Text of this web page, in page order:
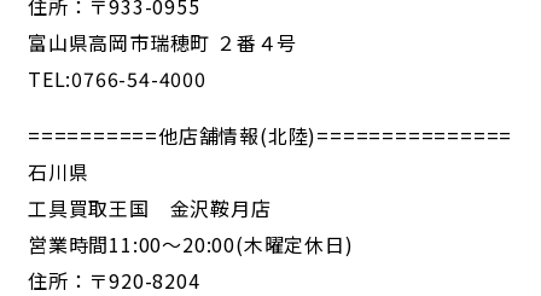
住所：〒933-0955
富山県高岡市瑞穂町 ２番４号
TEL:0766-54-4000
==========他店舗情報(北陸)===============
石川県
工具買取王国 金沢鞍月店
営業時間11:00～20:00(木曜定休日)
住所：〒920-8204